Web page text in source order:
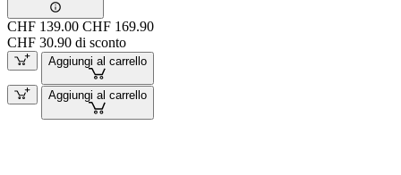
CHF 139.00 CHF 169.90
CHF 30.90 di sconto
Aggiungi al carrello
Aggiungi al carrello